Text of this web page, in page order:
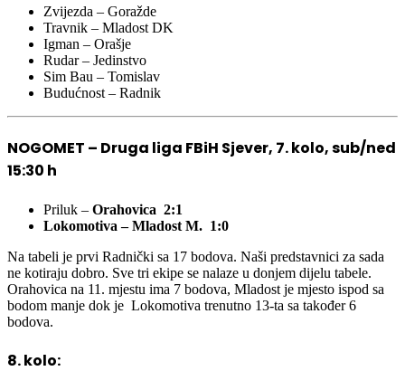
Zvijezda – Goražde
Travnik – Mladost DK
Igman – Orašje
Rudar – Jedinstvo
Sim Bau – Tomislav
Budućnost – Radnik
NOGOMET – Druga liga FBiH Sjever, 7. kolo, sub/ned
15:30 h
Priluk – Orahovica 2:1
Lokomotiva – Mladost M. 1:0
Na tabeli je prvi Radnički sa 17 bodova. Naši predstavnici za sada
ne kotiraju dobro. Sve tri ekipe se nalaze u donjem dijelu tabele.
Orahovica na 11. mjestu ima 7 bodova, Mladost je mjesto ispod sa
bodom manje dok je Lokomotiva trenutno 13-ta sa također 6
bodova.
8. kolo: